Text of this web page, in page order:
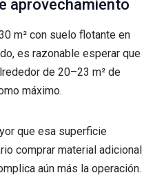
aprovechamiento
m² con suelo flotante en
es razonable esperar que
de 20–23 m² de
máximo.
que esa superficie
comprar material adicional
aún más la operación.